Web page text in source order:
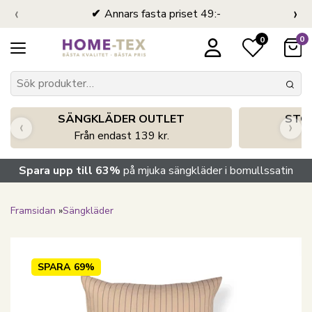
Annars fasta priset 49:-
‹ ›
0 0
SÄNGKLÄDER OUTLET
Från endast 139 kr.
‹ ›
Spara upp till 63% på mjuka sängkläder i bomullssatin
Framsidan »Sängkläder
SPARA 69%